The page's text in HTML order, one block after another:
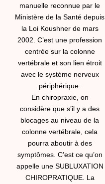
manuelle reconnue par le
Ministère de la Santé depuis
la Loi Koushner de mars
2002. C’est une profession
centrée sur la colonne
vertébrale et son lien étroit
avec le système nerveux
périphérique.
En chiropraxie, on
considère que s’il y a des
blocages au niveau de la
colonne vertébrale, cela
pourra aboutir à des
symptômes. C’est ce qu’on
appelle une SUBLUXATION
CHIROPRATIQUE. La